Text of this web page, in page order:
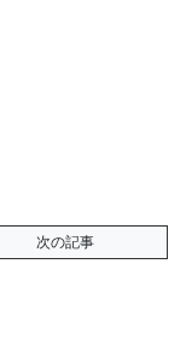
次の記事